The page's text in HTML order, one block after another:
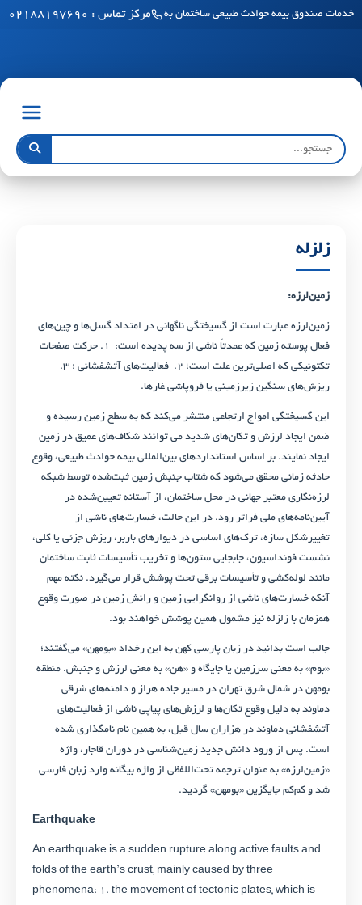
خدمات صندوق بیمه حوادث طبیعی ساختمان به مناطق آزاد رسید
مرکز تماس : ۰۲۱۸۸۱۹۷۶۹۰
زلزله
زمین‌لرزه:
زمین‌لرزه عبارت است از گسیختگی ناگهانی در امتداد گسل‌ها و چین‌های
فعال پوسته زمین که عمدتاً ناشی از سه پدیده است: ۱. حرکت صفحات
تکتونیکی که اصلی‌ترین علت است؛ ۲. فعالیت‌های آتشفشانی ؛ ۳.
ریزش‌های سنگین زیرزمینی یا فروپاشی غارها.
این گسیختگی امواج ارتجاعی منتشر می‌کند که به سطح زمین رسیده و
ضمن ایجاد لرزش و تکان‌های شدید می توانند شکاف‌های عمیق در زمین
ایجاد نمایند. بر اساس استانداردهای بین‌المللی بیمه حوادث طبیعی، وقوع
حادثه زمانی محقق می‌شود که شتاب جنبش زمین ثبت‌شده توسط شبکه
لرزه‌نگاری معتبر جهانی در محل ساختمان، از آستانه تعیین‌شده در
آیین‌نامه‌های ملی فراتر رود. در این حالت، خسارت‌های ناشی از
تغییرشکل سازه، ترک‌های اساسی در دیوارهای باربر، ریزش جزئی یا کلی،
نشست فونداسیون، جابجایی ستون‌ها و تخریب تأسیسات ثابت ساختمان
مانند لوله‌کشی و تأسیسات برقی تحت پوشش قرار می‌گیرد. نکته مهم
آنکه خسارت‌های ناشی از روانگرایی زمین و رانش زمین در صورت وقوع
همزمان با زلزله نیز مشمول همین پوشش خواهند بود.
جالب است بدانید در زبان پارسی کهن به این رخداد «بومهن» می‌گفتند؛
«بوم» به معنی سرزمین یا جایگاه و «هن» به معنی لرزش و جنبش. منطقه
بومهن در شمال شرق تهران در مسیر جاده هراز و دامنه‌های شرقی
دماوند به دلیل وقوع تکان‌ها و لرزش‌های پیاپی ناشی از فعالیت‌های
آتشفشانی دماوند در هزاران سال قبل، به همین نام نامگذاری شده
است. پس از ورود دانش جدید زمین‌شناسی در دوران قاجار، واژه
«زمین‌لرزه» به عنوان ترجمه تحت‌اللفظی از واژه بیگانه وارد زبان فارسی
شد و کم‌کم جایگزین «بومهن» گردید.
Earthquake
An earthquake is a sudden rupture along active faults and
folds of the earth’s crust, mainly caused by three
phenomena: 1. the movement of tectonic plates, which is